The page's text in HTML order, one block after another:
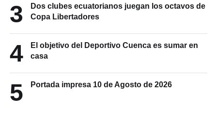
3
Dos clubes ecuatorianos juegan los octavos de
Copa Libertadores
4
El objetivo del Deportivo Cuenca es sumar en
casa
5 Portada impresa 10 de Agosto de 2026